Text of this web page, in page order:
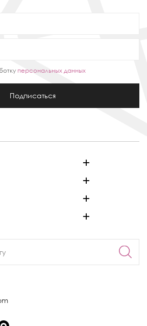
персональных данных
Подписаться